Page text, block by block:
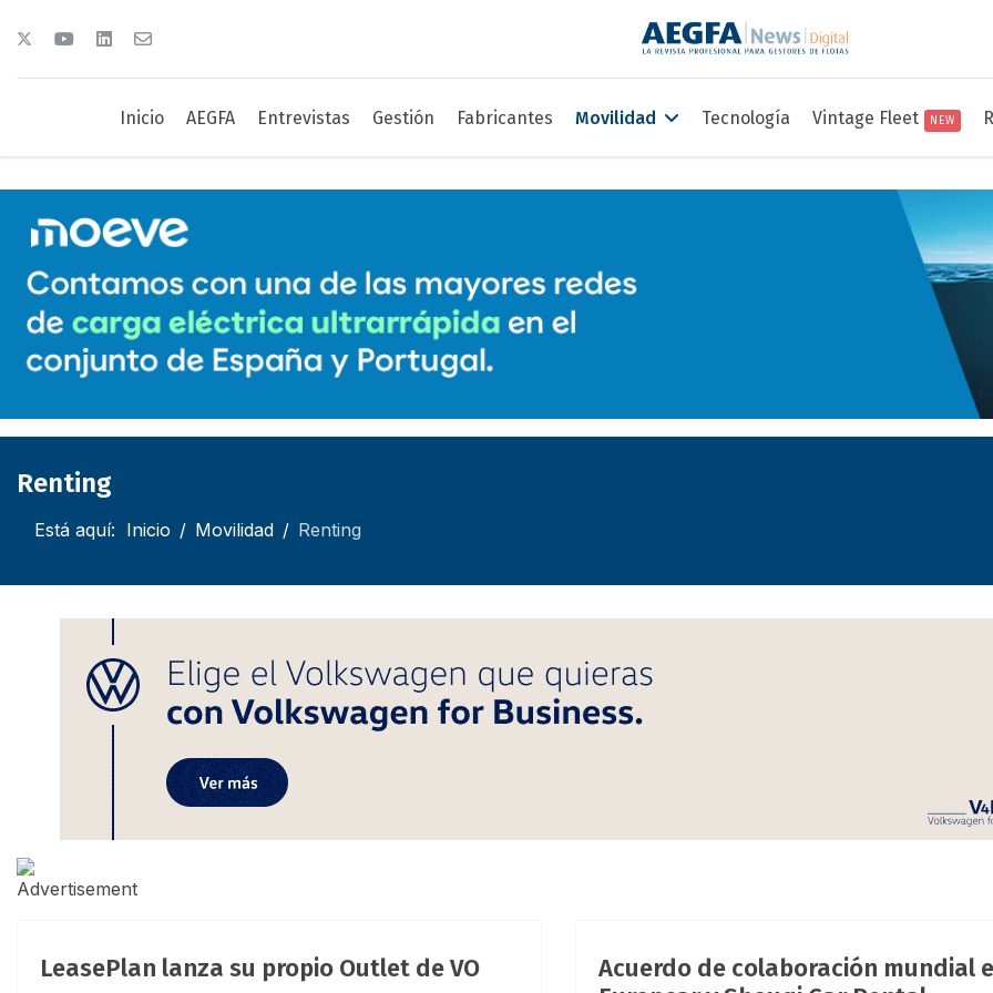
Inicio AEGFA Entrevistas Gestión Fabricantes Movilidad Tecnología Vintage Fleet NEW
Renting
Está aquí: Inicio Movilidad Renting
LeasePlan lanza su propio Outlet de VO
Acuerdo de colaboración mundial